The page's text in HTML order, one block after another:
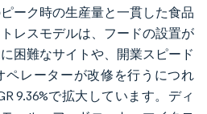
ーク時の生産量と一貫した食品
レスモデルは、フードの設置が
困難なサイトや、開業スピード
ペレーターが改修を行うにつれ
9.36%で拡大しています。ディ